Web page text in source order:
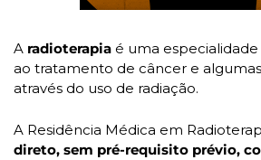
A radioterapia é uma
ao tratamento de câncer e
através do uso de radiação.
A Residência Médica em
direto, sem pré-requisito prévio,